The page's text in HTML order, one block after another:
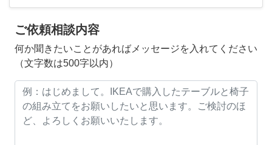
ご依頼相談内容
何か聞きたいことがあればメッセージを入れてください
（文字数は500字以内）